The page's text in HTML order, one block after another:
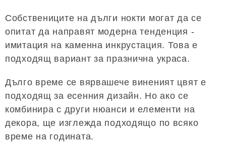
Собствениците на дълги нокти могат да се
опитат да направят модерна тенденция -
имитация на каменна инкрустация. Това е
подходящ вариант за празнична украса.
Дълго време се вярвашече виненият цвят е
подходящ за есенния дизайн. Но ако се
комбинира с други нюанси и елементи на
декора, ще изглежда подходящо по всяко
време на годината.